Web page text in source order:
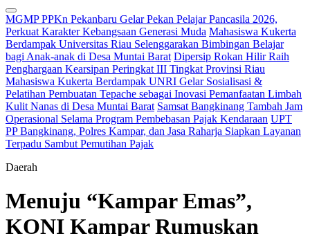
MGMP PPKn Pekanbaru Gelar Pekan Pelajar Pancasila 2026,
Perkuat Karakter Kebangsaan Generasi Muda Mahasiswa Kukerta
Berdampak Universitas Riau Selenggarakan Bimbingan Belajar
bagi Anak-anak di Desa Muntai Barat Dipersip Rokan Hilir Raih
Penghargaan Kearsipan Peringkat III Tingkat Provinsi Riau
Mahasiswa Kukerta Berdampak UNRI Gelar Sosialisasi &
Pelatihan Pembuatan Tepache sebagai Inovasi Pemanfaatan Limbah
Kulit Nanas di Desa Muntai Barat Samsat Bangkinang Tambah Jam
Operasional Selama Program Pembebasan Pajak Kendaraan UPT
PP Bangkinang, Polres Kampar, dan Jasa Raharja Siapkan Layanan
Terpadu Sambut Pemutihan Pajak
Daerah
Menuju “Kampar Emas”,
KONI Kampar Rumuskan